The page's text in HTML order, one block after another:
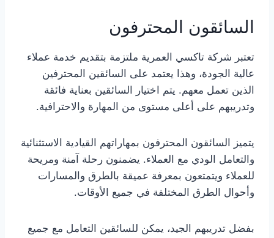
السائقون المحترفون
تعتبر شركة تاكسي العمرية ملتزمة بتقديم خدمة عملاء
عالية الجودة، وهذا يعتمد على السائقين المحترفين
الذين تعمل معهم. يتم اختيار السائقين بعناية فائقة
وتدريبهم على أعلى مستوى من المهارة والاحترافية.
يتميز السائقون المحترفون بمهاراتهم القيادية الاستثنائية
والتعامل الودي مع العملاء. يضمنون رحلة آمنة ومريحة
للعملاء ويتمتعون بمعرفة عميقة بالطرق والمسارات
وأحوال الطرق المختلفة في جميع الأوقات.
بفضل تدريبهم الجيد، يمكن للسائقين التعامل مع جميع